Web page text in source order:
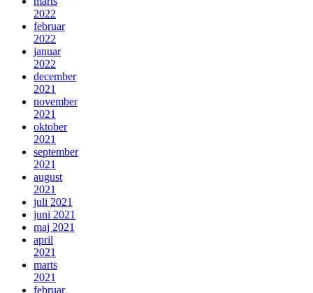
2022
februar
2022
januar
2022
december
2021
november
2021
oktober
2021
september
2021
august
2021
juli 2021
juni 2021
maj 2021
april
2021
marts
2021
februar